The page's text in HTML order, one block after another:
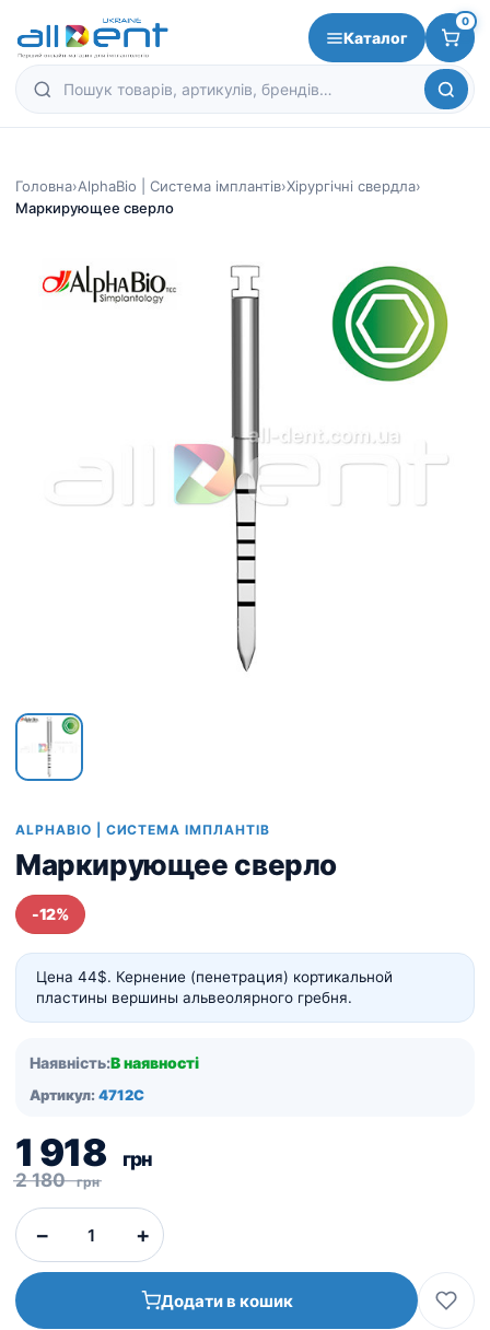
Каталог
0
Головна›AlphaBio | Система імплантів›Хірургічні свердла›
Маркирующее сверло
ALPHABIO | СИСТЕМА ІМПЛАНТІВ
Маркирующее сверло
-12%
Цена 44$. Кернение (пенетрация) кортикальной
пластины вершины альвеолярного гребня.
Наявність:В наявності
Артикул: 4712С
2 180 грн
Оригінальна
ціна:
2
180
грн.
1 918 грн
Поточна
ціна:
1
918
грн.
− +
Додати в кошик